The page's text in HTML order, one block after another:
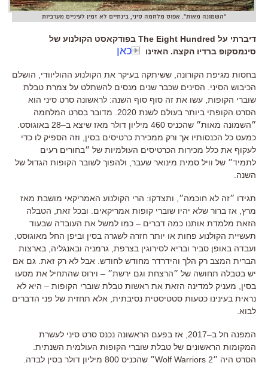
"השמונה מאות". אפוס מלחמה סיני, בינתיים לא זמין לעיניים מערביות
דיברתי על The Eight Hundred בפודקאסט הקולנוע של
סינמסקופ ברדיו הקצה. האזינו
כאן
בחסות מגיפת הקורונה ששיתקה בעיקר את הקולנוע ההוליוודי
הושלם
הכיבוש הסיני
הסינים שכבר שנים מנסים להשתלט על צמרת טבלת
שוברי הקופות עשו את זה סוף סוף השנה: לראשונה סרט סיני הוא
הסרט הקופתי ביותר בעולם לשנת 2020
מדובר בסרט המלחמה
״השמונה מאות״ שהכניס 460 מיליון דולר מאז שיצא ב–
28 באוגוסט
כמעט כל הכנסותיו אך ורק ממכירת כרטיסים בסין
וזה הספיק לו כדי
לעקוף את כלל מכירות הכרטיסים העולמיות של ״בחורים רעים
לתמיד״ של וויל סמית מינואר שעבר ולהפוך לשובר הקופות הגדול של
השנה
תגידו ״זה לא חוכמה״ ותצדקו: הרי הקולנוע האמריקאי מושבת מאז
מרץ אז ברור שלא יהיו שוברי קופות אמריקאים ובכל זאת הטבלה
הזאת מלמדת אותנו כמה דברים – כמו למשל את העובדה שבעוד
תעשיית הקולנוע פחות או יותר חזרה לשגרה בסין וביפן החל מאוגוסט
ועבדה באופן סביר ובריא לסירוגין בצרפת גרמניה ובאנגליה בארצות
הברית המצב רק הלך והידרדר מחודש לחודש אבל לא רק זאת גם אם
יש בטבלה תחושה של ״הרצחת וגם ירשת״ – וירוס שהתחיל את מסעו
בסין
מעניק למדינה הזאת את ראשות טבלת שוברי הקופות – היא לא
נראית בעינינו כטעות סטטיסטית נסיבתית אלא תחזית של פני הדברים
לבוא
המפנה חל ב–
2017
אז בפעם הראשונה נכנס סרט סיני לעשרת
המקומות הראשונים של טבלת שוברי הקופות העולמית השנתית
הסרט היה ״Wolf Warriors 2״ שהכניס 800 מיליון דולר בסין לבדה